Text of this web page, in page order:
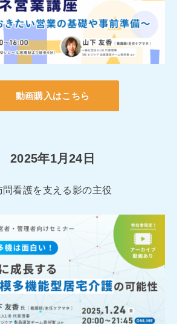
動画購入はこちら
2025年1月24日
問看護を支える影の主役